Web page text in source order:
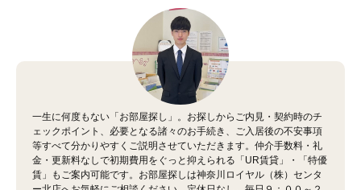
一生に何度もない「お部屋探し」。お探しからご内見・契約時のチ
ェックポイント、必要となる諸々のお手続き、ご入居後の不安事項
等すべて分かりやすくご説明させていただきます。仲介手数料・礼
金・更新料なしで初期費用をぐっと抑えられる「UR賃貸」・「特優
賃」もご案内可能です。お部屋探しは神奈川ロイヤル（株）センタ